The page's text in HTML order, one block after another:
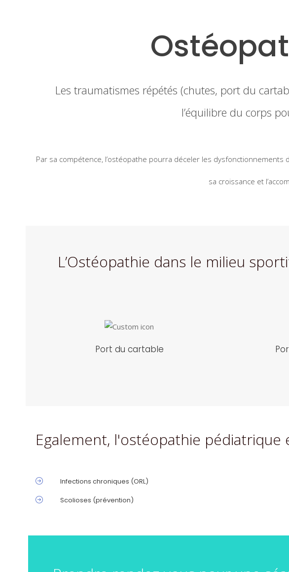
Les traumatismes répétés (chutes, port du
l’équilibre du corps
Par sa compétence, l’ostéopathe pourra déceler les
sa croissance et
L’Ostéopathie dans le milieu
Port du cartable
Egalement, l'ostéopathie
Infections chroniques (ORL)
Scolioses (prévention)